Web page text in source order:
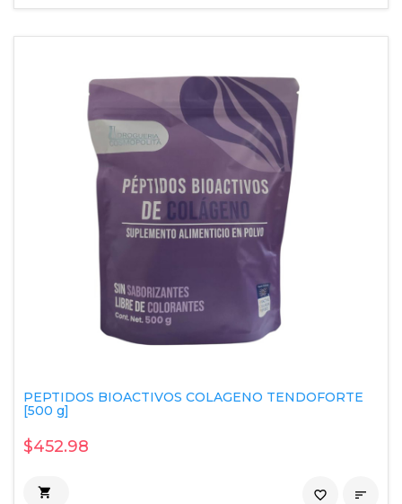
PEPTIDOS BIOACTIVOS COLAGENO TENDOFORTE
[500 g]
$452.98
 
favorite_border